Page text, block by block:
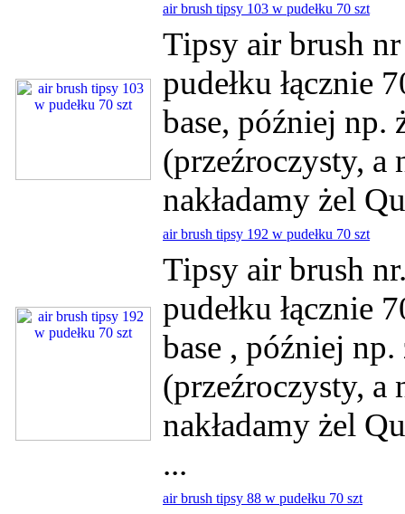
air brush tipsy 103 w pudełku 70 szt
Tipsy air brush
pudełku łącznie
base, później
(przeźroczysty, a
nakładamy żel
air brush tipsy 192 w pudełku 70 szt
Tipsy air brush
pudełku łącznie
base , później
(przeźroczysty, a
nakładamy żel
...
air brush tipsy 88 w pudełku 70 szt